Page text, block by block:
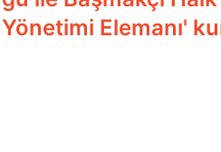
Elemanı'